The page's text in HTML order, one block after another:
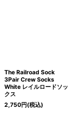
The Railroad Sock
3Pair Crew Socks
White レイルロードソッ
クス
2,750円(税込)